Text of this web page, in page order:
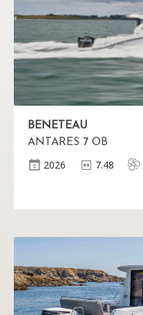
BENETEAU
ANTARES 7 OB
2026 7.48